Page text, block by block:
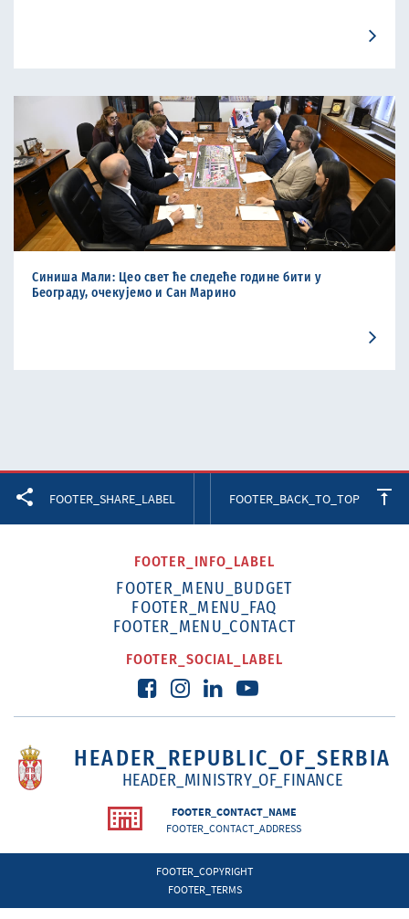
Синиша Мали: Цео свет ће следеће године бити у
Београду, очекујемо и Сан Марино
FOOTER_SHARE_LABEL FOOTER_BACK_TO_TOP
FOOTER_INFO_LABEL
FOOTER_MENU_BUDGET
FOOTER_MENU_FAQ
FOOTER_MENU_CONTACT
FOOTER_SOCIAL_LABEL
HEADER_REPUBLIC_OF_SERBIA
HEADER_MINISTRY_OF_FINANCE
FOOTER_CONTACT_NAME
FOOTER_CONTACT_ADDRESS
FOOTER_COPYRIGHT
FOOTER_TERMS